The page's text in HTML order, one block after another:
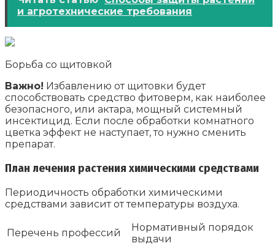
и агротехнические требования
Борьба со щитовкой
Важно! Избавлению от щитовки будет
способствовать средство фитоверм, как наиболее
безопасного, или актара, мощный системный
инсектицид. Если после обработки комнатного
цветка эффект не наступает, то нужно сменить
препарат.
План лечения растения химическими средствами
Периодичность обработки химическими
средствами зависит от температуры воздуха.
Перечень профессий
Нормативный порядок
выдачи